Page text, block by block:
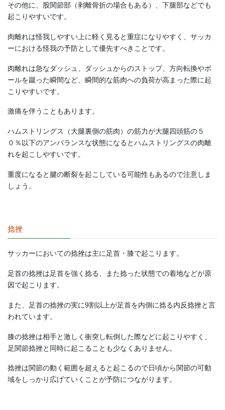
その他に、股関節部（剥離骨折の場合もある）、下腿部などでも
起こりやすいです。
肉離れは怪我しやすい上に軽く見ると重症になりやすく、サッカ
ーにおける怪我の予防として優先すべきことです。
肉離れは急なダッシュ、ダッシュからのストップ、方向転換やボ
ールを蹴った瞬間など、瞬間的な筋肉への負荷が高まった際に起
こりやすいです。
激痛を伴うこともあります。
ハムストリングス（大腿裏側の筋肉）の筋力が大腿四頭筋の５
０％以下のアンバランスな状態になるとハムストリングスの肉離
れを起こしやすいです。
重度になると腱の断裂を起こしている可能性もあるので注意しま
しょう。
捻挫
サッカーにおいての捻挫は主に足首・膝で起こります。
足首の捻挫は足首を強く捻る、また捻った状態での着地などが原
因で起こります。
また、足首の捻挫の実に9割以上が足首を内側に捻る内反捻挫と言
われています。
膝の捻挫は相手と激しく衝突し転倒した際などに起こりやすく、
足関節捻挫と同時に起こることも少なくありません。
捻挫は関節の動く範囲を超えると起こるので日頃から関節の可動
域をしっかり広げていくことが予防につながります。